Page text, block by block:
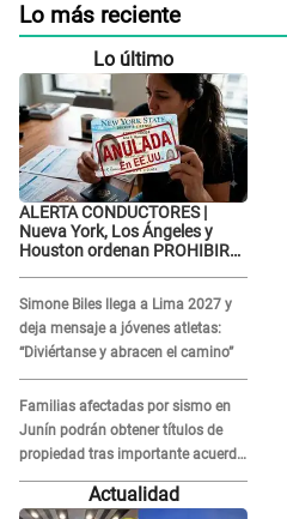
Lo más reciente
Lo último
ALERTA CONDUCTORES |
Nueva York, Los Ángeles y
Houston ordenan PROHIBIR
Simone Biles llega a Lima 2027 y
deja mensaje a jóvenes atletas:
“Diviértanse y abracen el camino”
Familias afectadas por sismo en
Junín podrán obtener títulos de
propiedad tras importante acuerdo
de Cofopri
Actualidad